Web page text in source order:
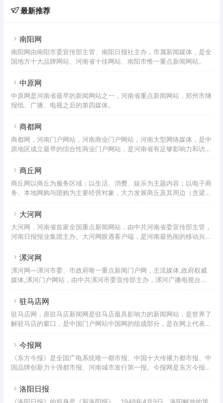
最新推荐
南阳网
南阳网由南阳市委宣传部主管、南阳日报社主办，市属新闻媒体，是全
国地方十大品牌网站、河南省十佳网站、南阳市惟一重点新闻网站。
中原网
中原网是河南省最早的新闻网站之一，河南省重点新闻网站，郑州市继
报纸、广播、电视之后的第四媒体。
商都网
商都网，河南门户网站，河南商业门户网站，河南大型网络媒体，是中
原地区成立最早的综合性商业门户网站，是河南省有足够影响力和访问
商丘网
商丘网以商丘为服务区域；以生活、消费、娱乐为主题内容；以电子商
务、本地网购与团购为主要经营对象，大力发展商丘及其周边（含梁园
网事业，会同其他互联网基础服务与运营公司，共同激活商丘的互联网
第一门户网站。
大河网
大河网，河南省首家全国重点新闻网站，由中共河南省委宣传部主管，
河南日报报业集团主办。大河网眼遇客户端，是河南最热闹的移动兴趣
漯河网
漯河网—漯河市委、市政府唯一重点新闻门户网，主流媒体,政府权威
媒体,漯河门户网站，由中共漯河市委宣传部主办，漯河广播电视台官
信息、提供服务”为宗旨，全方位传播漯河市政治、经济、文化等方面
道、招商引资的平台。漯河市网络浏览人群第一。经过多年的发展，已
成为漯河及全国各地关注漯河人士获取本地信息的第一选择，日均访问
丰富
驻马店网
驻马店网，原驻马店新闻网是驻马店最具影响力的新闻网站，是世界了
解驻马店的窗口，是中国门户网站中国网的组成部分，是在网上代表驻
市委宣传部主管，驻马店日报社主办的我市具有新闻发布资质的综合性
今报网
《东方今报》是全国广电系统唯一都市报、中国十大传播力都市报、中
国品牌创新力十强都市报、河南城市发行第一报。今报网是东方今报的
洛阳日报